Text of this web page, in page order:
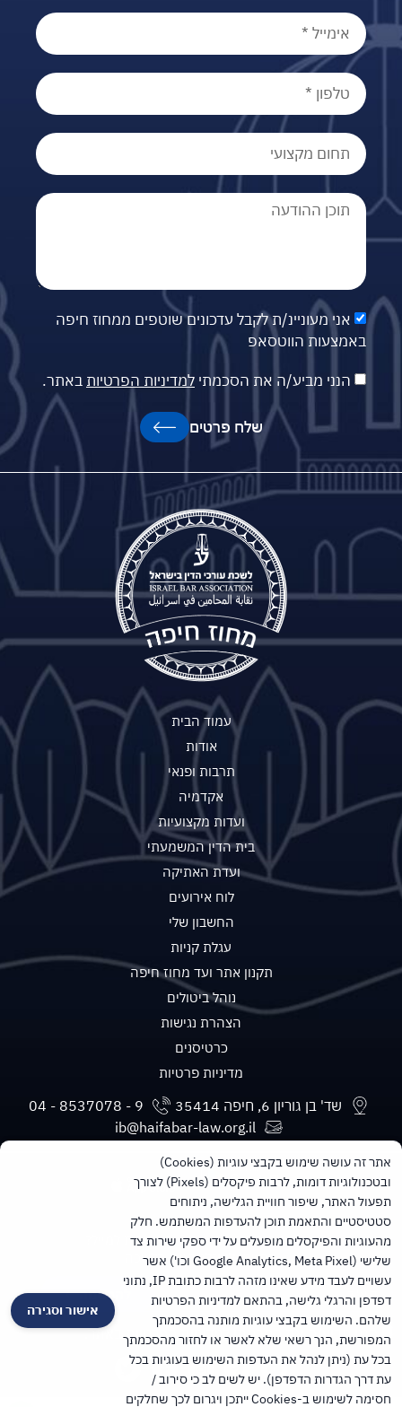
אני מעוניינ/ת לקבל עדכונים שוטפים ממחוז חיפה
באמצעות הווטסאפ
הנני מביע/ה את הסכמתי למדיניות הפרטיות באתר.
שלח פרטים
עמוד הבית
אודות
תרבות ופנאי
אקדמיה
ועדות מקצועיות
בית הדין המשמעתי
ועדת האתיקה
לוח אירועים
החשבון שלי
עגלת קניות
תקנון אתר ועד מחוז חיפה
נוהל ביטולים
הצהרת נגישות
כרטיסנים
מדיניות פרטיות
שד' בן גוריון 6, חיפה 35414
ib@haifabar-law.org.il
מעוניינים בעדכונים חודשיים ישירות למייל?
הרשמו לניוזלטר של הלשכה
הנני מביע/ה את הסכמתילמדיניות הפרטיותבאתר.
להרשמה
אישור וסגירה
אתר זה עושה שימוש בקבצי עוגיות (Cookies)
ובטכנולוגיות דומות, לרבות פיקסלים (Pixels) לצורך
תפעול האתר, שיפור חוויית הגלישה, ניתוחים
סטטיסטיים והתאמת תוכן להעדפות המשתמש. חלק
מהעוגיות והפיקסלים מופעלים על ידי ספקי שירות צד
שלישי (Google Analytics, Meta Pixel וכו') אשר
עשויים לעבד מידע שאינו מזהה לרבות כתובת IP, נתוני
דפדפן והרגלי גלישה, בהתאם למדיניות הפרטיות
שלהם. השימוש בקבצי עוגיות מותנה בהסכמתך
המפורשת, הנך רשאי שלא לאשר או לחזור מהסכמתך
בכל עת (ניתן לנהל את העדפות השימוש בעוגיות בכל
עת דרך הגדרות הדפדפן). יש לשים לב כי סירוב /
חסימה לשימוש ב-Cookies ייתכן ויגרום לכך שחלקים